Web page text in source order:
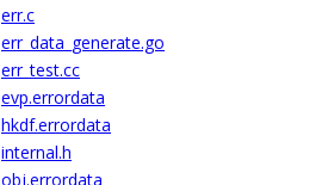
err.c
err_data_generate.go
err_test.cc
evp.errordata
hkdf.errordata
internal.h
obj.errordata